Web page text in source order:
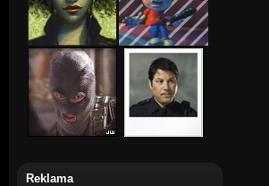
Reklama